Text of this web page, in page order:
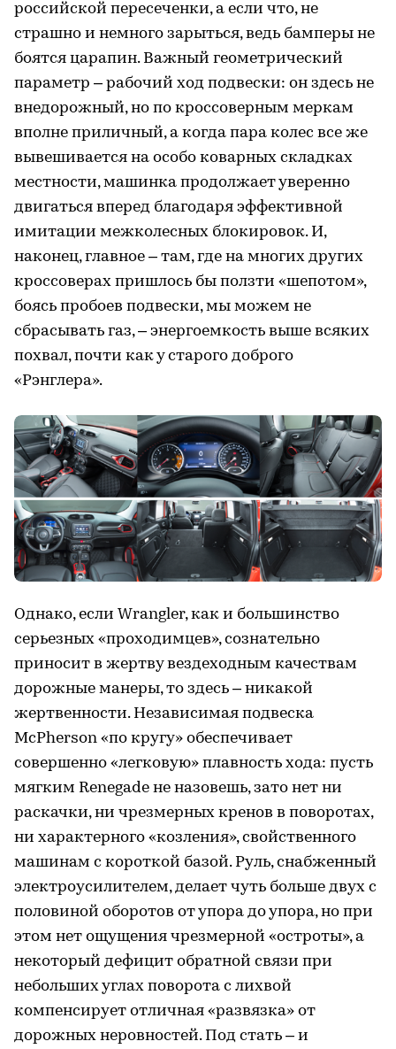
российской пересеченки, а если что, не
страшно и немного зарыться, ведь бамперы не
боятся царапин. Важный геометрический
параметр – рабочий ход подвески: он здесь не
внедорожный, но по кроссоверным меркам
вполне приличный, а когда пара колес все же
вывешивается на особо коварных складках
местности, машинка продолжает уверенно
двигаться вперед благодаря эффективной
имитации межколесных блокировок. И,
наконец, главное – там, где на многих других
кроссоверах пришлось бы ползти «шепотом»,
боясь пробоев подвески, мы можем не
сбрасывать газ, – энергоемкость выше всяких
похвал, почти как у старого доброго
«Рэнглера».
Однако, если Wrangler, как и большинство
серьезных «проходимцев», сознательно
приносит в жертву вездеходным качествам
дорожные манеры, то здесь – никакой
жертвенности. Независимая подвеска
McPherson «по кругу» обеспечивает
совершенно «легковую» плавность хода: пусть
мягким Renegade не назовешь, зато нет ни
раскачки, ни чрезмерных кренов в поворотах,
ни характерного «козления», свойственного
машинам с короткой базой. Руль, снабженный
электроусилителем, делает чуть больше двух с
половиной оборотов от упора до упора, но при
этом нет ощущения чрезмерной «остроты», а
некоторый дефицит обратной связи при
небольших углах поворота с лихвой
компенсирует отличная «развязка» от
дорожных неровностей. Под стать – и